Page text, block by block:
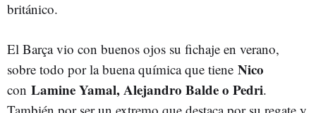
británico.
El Barça vio con buenos ojos su fichaje en verano,
sobre todo por la buena química que tiene Nico
con Lamine Yamal, Alejandro Balde o Pedri.